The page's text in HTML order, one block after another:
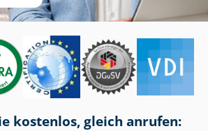
kostenlos, gleich anrufen: